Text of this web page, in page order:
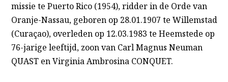
missie te Puerto Rico (1954), ridder in de Orde van
Oranje-Nassau, geboren op 28.01.1907 te Willemstad
(Curaçao), overleden op 12.03.1983 te Heemstede op
76-jarige leeftijd, zoon van Carl Magnus Neuman
QUAST en Virginia Ambrosina CONQUET.